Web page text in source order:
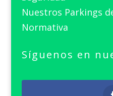
Nuestros Parkings
Normativa
Síguenos en